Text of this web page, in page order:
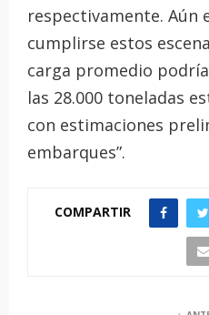
respectivamente. Aún
cumplirse estos
carga promedio
las 28.000 toneladas
con estimaciones
embarques”.
COMPARTIR